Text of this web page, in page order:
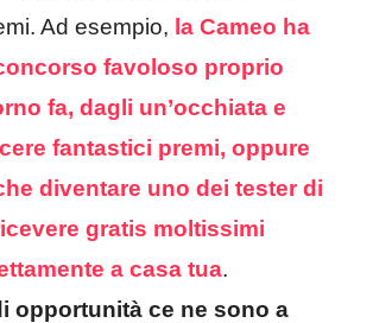
Ad esempio, la Cameo ha
favoloso proprio
fa, dagli un’occhiata e
fantastici premi, oppure
diventare uno dei tester di
gratis moltissimi
a casa tua.
opportunità ce ne sono a